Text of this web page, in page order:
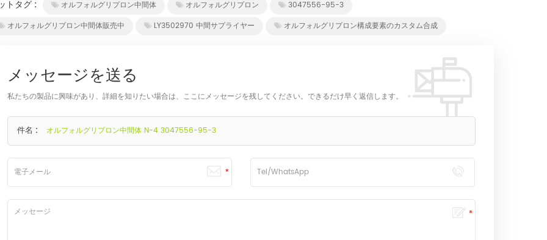
トタグ : オルフォルグリプロン中間体 オルフォルグリプロン
3047556-95-3
オルフォルグリプロン中間体販売中
LY3502970 中間サプライヤー オルフォルグリプロン構成要素のカスタム合成
メッセージを送る
私たちの製品に興味があり、詳細を知りたい場合は、ここにメッセージを残してください。できるだけ早く返信します。
件名 : オルフォルグリプロン中間体 N-4 3047556-95-3